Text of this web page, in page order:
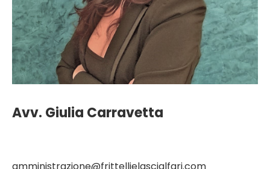
Avv. Giulia Carravetta